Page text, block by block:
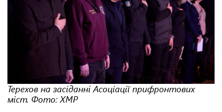
Терехов на засіданні Асоціації прифронтових
міст. Фото: ХМР